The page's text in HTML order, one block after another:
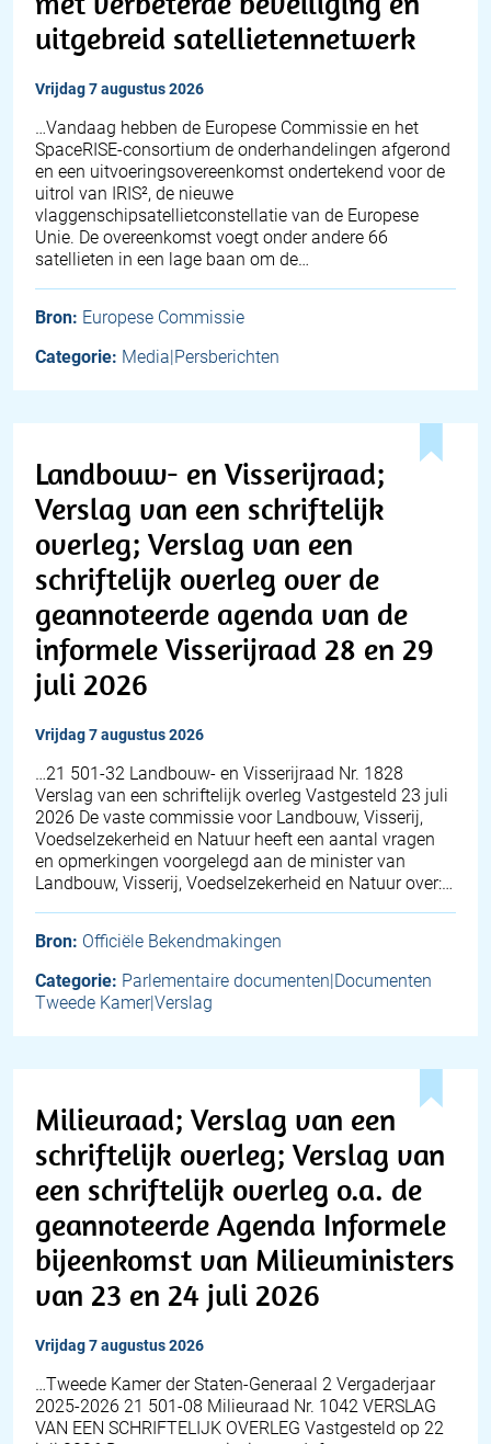
uitgebreid satellietennetwerk
vrijdag 7 augustus 2026
…Vandaag hebben de Europese Commissie en het
SpaceRISE-consortium de onderhandelingen afgerond
en een uitvoeringsovereenkomst ondertekend voor de
uitrol van IRIS², de nieuwe
vlaggenschipsatellietconstellatie van de Europese
Unie. De overeenkomst voegt onder andere 66
satellieten in een lage baan om de…
Bron: Europese Commissie
Categorie: Media|Persberichten
Landbouw- en Visserijraad;
Verslag van een schriftelijk
overleg; Verslag van een
schriftelijk overleg over de
geannoteerde agenda van de
informele Visserijraad 28 en 29
juli 2026
vrijdag 7 augustus 2026
…21 501-32 Landbouw- en Visserijraad Nr. 1828
Verslag van een schriftelijk overleg Vastgesteld 23 juli
2026 De vaste commissie voor Landbouw, Visserij,
Voedselzekerheid en Natuur heeft een aantal vragen
en opmerkingen voorgelegd aan de minister van
Landbouw, Visserij, Voedselzekerheid en Natuur over:…
Bron: Officiële Bekendmakingen
Categorie: Parlementaire documenten|Documenten
Tweede Kamer|Verslag
Milieuraad; Verslag van een
schriftelijk overleg; Verslag van
een schriftelijk overleg o.a. de
geannoteerde Agenda Informele
bijeenkomst van Milieuministers
van 23 en 24 juli 2026
vrijdag 7 augustus 2026
…Tweede Kamer der Staten-Generaal 2 Vergaderjaar
2025-2026 21 501-08 Milieuraad Nr. 1042 VERSLAG
VAN EEN SCHRIFTELIJK OVERLEG Vastgesteld op 22